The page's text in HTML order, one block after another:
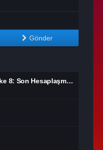
Gönder
Görevimiz Tehlike 8: Son Hesaplaşma izle